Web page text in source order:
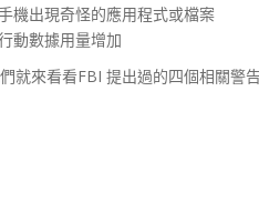
機出現奇怪的應用程式或檔案
動數據用量增加
就來看看FBI 提出過的四個相關警